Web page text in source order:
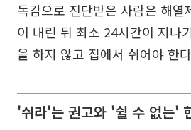
독감으로 진단받은 사람은 해열
이 내린 뒤 최소 24시간이 지나
을 하지 않고 집에서 쉬어야 한
'쉬라'는 권고와 '쉴 수 없는'